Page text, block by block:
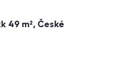
49 m², České